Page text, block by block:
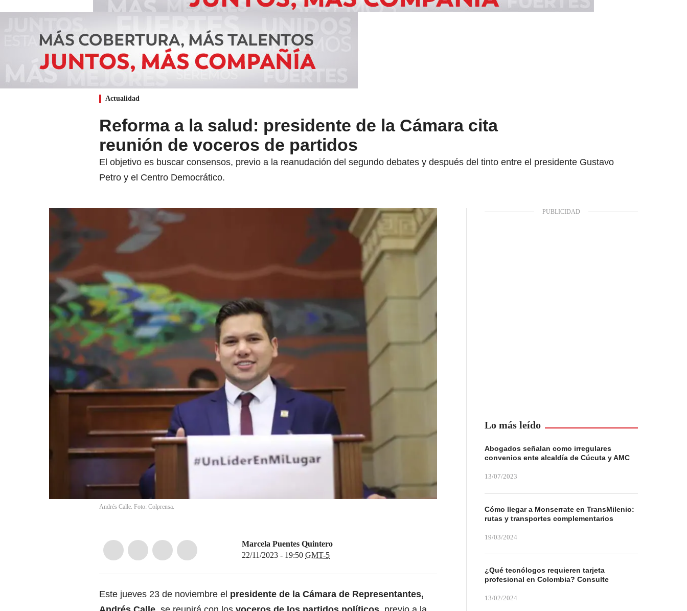
Actualidad
Reforma a la salud: presidente de la Cámara cita
reunión de voceros de partidos
El objetivo es buscar consensos, previo a la reanudación del segundo debates y después del tinto entre el presidente Gustavo
Petro y el Centro Democrático.
Andrés Calle. Foto: Colprensa.
Marcela Puentes Quintero
22/11/2023 - 19:50 GMT-5
Este jueves 23 de noviembre el presidente de la Cámara de Representantes,
Lo más leído
Abogados señalan como irregulares
convenios ente alcaldía de Cúcuta y AMC
13/07/2023
Cómo llegar a Monserrate en TransMilenio:
rutas y transportes complementarios
19/03/2024
¿Qué tecnólogos requieren tarjeta
profesional en Colombia? Consulte
13/02/2024